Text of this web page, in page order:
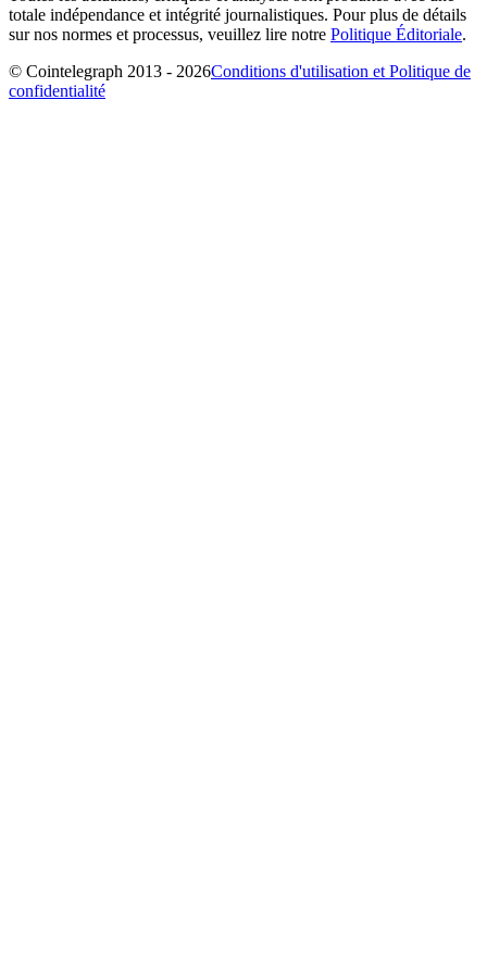
totale indépendance et intégrité journalistiques. Pour plus de détails
sur nos normes et processus, veuillez lire notre Politique Éditoriale.
© Cointelegraph 2013 - 2026Conditions d'utilisation et Politique de
confidentialité